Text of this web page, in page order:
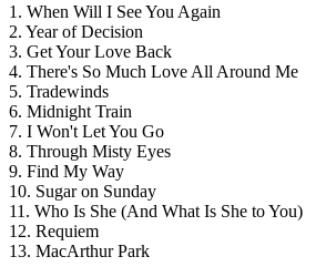
1. When Will I See You Again
2. Year of Decision
3. Get Your Love Back
4. There's So Much Love All Around Me
5. Tradewinds
6. Midnight Train
7. I Won't Let You Go
8. Through Misty Eyes
9. Find My Way
10. Sugar on Sunday
11. Who Is She (And What Is She to You)
12. Requiem
13. MacArthur Park